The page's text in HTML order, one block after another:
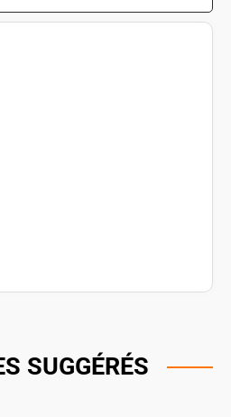
SUGGÉRÉS